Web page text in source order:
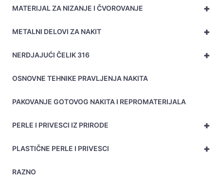
+
MATERIJAL ZA NIZANJE I ČVOROVANJE
+
METALNI DELOVI ZA NAKIT
+
NERDJAJUĆI ČELIK 316
OSNOVNE TEHNIKE PRAVLJENJA NAKITA
PAKOVANJE GOTOVOG NAKITA I REPROMATERIJALA
+
PERLE I PRIVESCI IZ PRIRODE
+
PLASTIČNE PERLE I PRIVESCI
RAZNO